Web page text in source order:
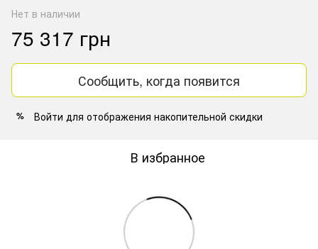
Нет в наличии
75 317 грн
Сообщить, когда появится
% Войти для отображения накопительной скидки
В избранное